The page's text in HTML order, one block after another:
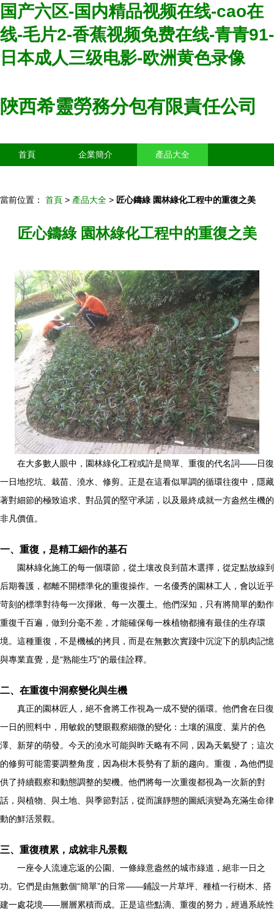
国产六区-国内精品视频在线-cao在
线-毛片2-香蕉视频免费在线-青青91-
日本成人三级电影-欧洲黄色录像
陜西希靈勞務分包有限責任公司
首頁 企業簡介 產品大全
當前位置： 首頁 > 產品大全 > 匠心鑄綠 園林綠化工程中的重復之美
匠心鑄綠 園林綠化工程中的重復之美
在大多數人眼中，園林綠化工程或許是簡單、重復的代名詞——日復
一日地挖坑、栽苗、澆水、修剪。正是在這看似單調的循環往復中，隱藏
著對細節的極致追求、對品質的堅守承諾，以及最終成就一方盎然生機的
非凡價值。
一、重復，是精工細作的基石
園林綠化施工的每一個環節，從土壤改良到苗木選擇，從定點放線到
后期養護，都離不開標準化的重復操作。一名優秀的園林工人，會以近乎
苛刻的標準對待每一次揮鍬、每一次覆土。他們深知，只有將簡單的動作
重復千百遍，做到分毫不差，才能確保每一株植物都擁有最佳的生存環
境。這種重復，不是機械的拷貝，而是在無數次實踐中沉淀下的肌肉記憶
與專業直覺，是“熟能生巧”的最佳詮釋。
二、在重復中洞察變化與生機
真正的園林匠人，絕不會將工作視為一成不變的循環。他們會在日復
一日的照料中，用敏銳的雙眼觀察細微的變化：土壤的濕度、葉片的色
澤、新芽的萌發。今天的澆水可能與昨天略有不同，因為天氣變了；這次
的修剪可能需要調整角度，因為樹木長勢有了新的趨向。重復，為他們提
供了持續觀察和動態調整的契機。他們將每一次重復都視為一次新的對
話，與植物、與土地、與季節對話，從而讓靜態的圖紙演變為充滿生命律
動的鮮活景觀。
三、重復積累，成就非凡景觀
一座令人流連忘返的公園、一條綠意盎然的城市綠道，絕非一日之
功。它們是由無數個“簡單”的日常——鋪設一片草坪、種植一行樹木、搭
建一處花境——層層累積而成。正是這些點滴、重復的努力，經過系統性